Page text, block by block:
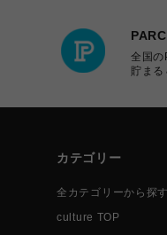
全国
貯まる
カテゴリー
全カテゴリーから探す
culture TOP